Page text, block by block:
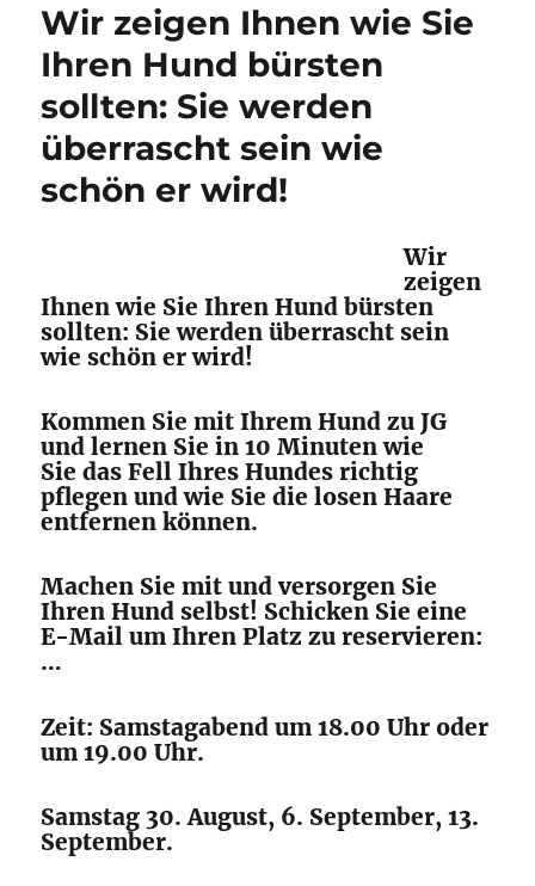
cepillar
tu
perro:
te
sorprenderás
Wir zeigen Ihnen wie Sie
Ihren Hund bürsten
sollten: Sie werden
überrascht sein wie
schön er wird!
Wir
zeigen
Ihnen wie Sie Ihren Hund bürsten
sollten: Sie werden überrascht sein
wie schön er wird!
Kommen Sie mit Ihrem Hund zu JG
und lernen Sie in 10 Minuten wie
Sie das Fell Ihres Hundes richtig
pflegen und wie Sie die losen Haare
entfernen können.
Machen Sie mit und versorgen Sie
Ihren Hund selbst! Schicken Sie eine
E-Mail um Ihren Platz zu reservieren:
…
Zeit: Samstagabend um 18.00 Uhr oder
um 19.00 Uhr.
Samstag 30. August, 6. September, 13.
September.